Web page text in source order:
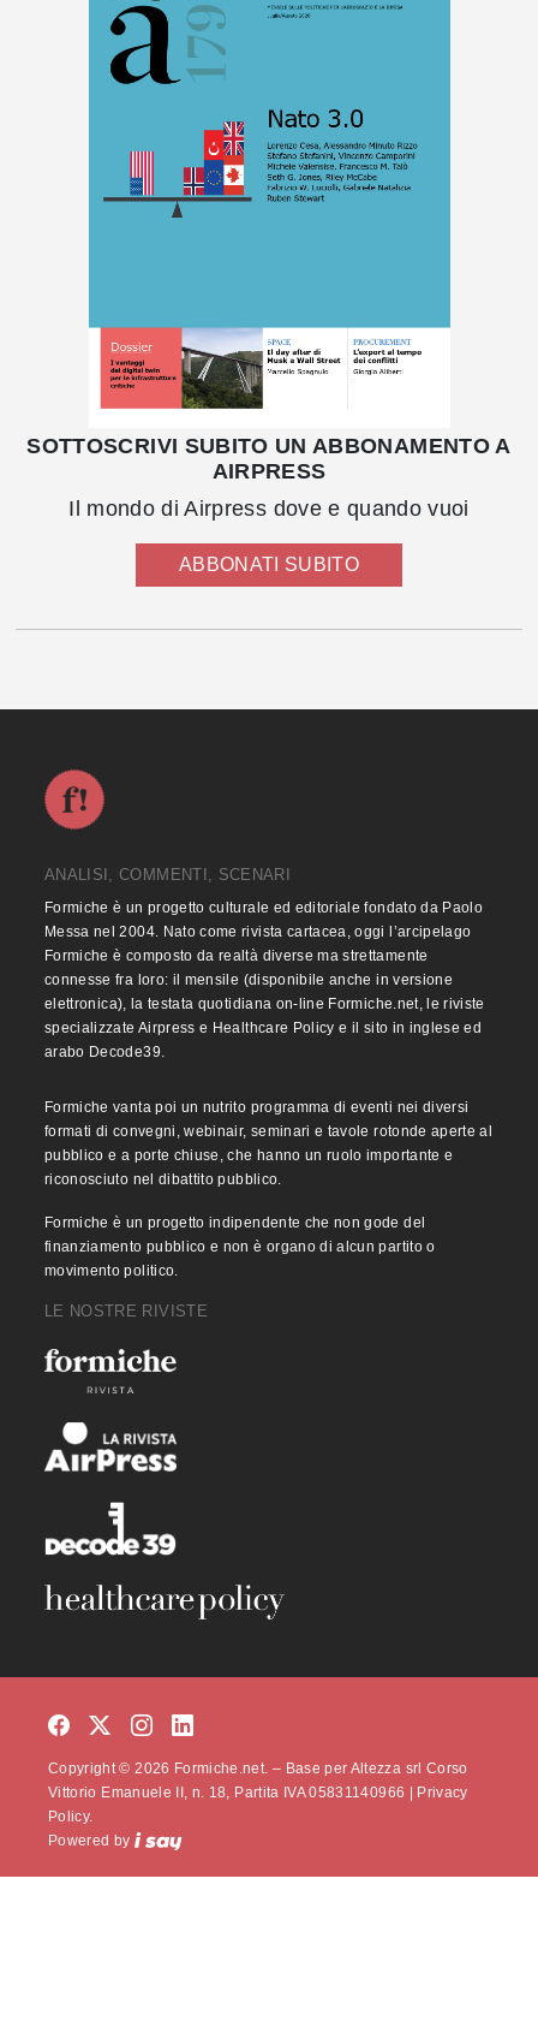
SOTTOSCRIVI SUBITO UN ABBONAMENTO A
AIRPRESS
Il mondo di Airpress dove e quando vuoi
ABBONATI SUBITO
ANALISI, COMMENTI, SCENARI
Formiche è un progetto culturale ed editoriale fondato da Paolo
Messa nel 2004. Nato come rivista cartacea, oggi l’arcipelago
Formiche è composto da realtà diverse ma strettamente
connesse fra loro: il mensile (disponibile anche in versione
elettronica), la testata quotidiana on-line Formiche.net, le riviste
specializzate Airpress e Healthcare Policy e il sito in inglese ed
arabo Decode39.
Formiche vanta poi un nutrito programma di eventi nei diversi
formati di convegni, webinair, seminari e tavole rotonde aperte al
pubblico e a porte chiuse, che hanno un ruolo importante e
riconosciuto nel dibattito pubblico.
Formiche è un progetto indipendente che non gode del
finanziamento pubblico e non è organo di alcun partito o
movimento politico.
LE NOSTRE RIVISTE
Copyright © 2026 Formiche.net. – Base per Altezza srl Corso
Vittorio Emanuele II, n. 18, Partita IVA 05831140966 | Privacy
Policy.
Powered by